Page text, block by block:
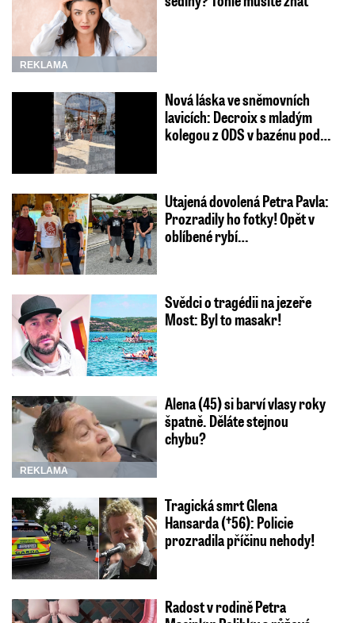
REKLAMA
Nová láska ve sněmovních
lavicích: Decroix s mladým
kolegou z ODS v bazénu pod…
Utajená dovolená Petra Pavla:
Prozradily ho fotky! Opět v
oblíbené rybí…
Svědci o tragédii na jezeře
Most: Byl to masakr!
REKLAMA
Alena (45) si barví vlasy roky
špatně. Děláte stejnou
chybu?
Tragická smrt Glena
Hansarda (†56): Policie
prozradila příčinu nehody!
Radost v rodině Petra